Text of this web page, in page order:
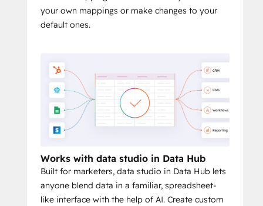
your own mappings or make changes to your
default ones.
Works with data studio in Data Hub
Built for marketers, data studio in Data Hub lets
anyone blend data in a familiar, spreadsheet-
like interface with the help of AI. Create custom